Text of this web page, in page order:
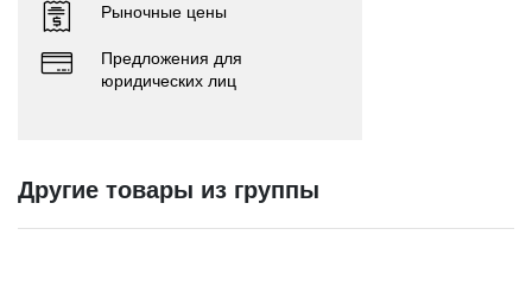
Рыночные цены
Предложения для
юридических лиц
Другие товары из группы